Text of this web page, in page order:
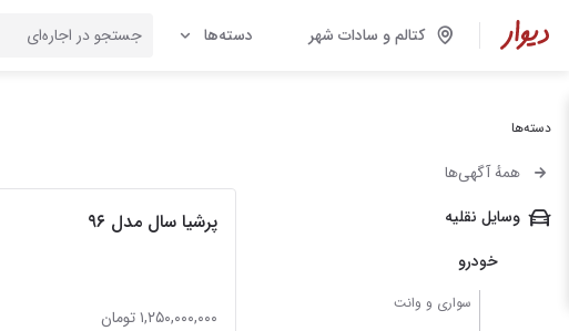
کتالم و سادات شهر دسته‌ها
دسته‌ها
همهٔ آگهی‌ها
وسایل نقلیه
خودرو
سواری و وانت
پرشیا سال مدل ۹۶
۱,۲۵۰,۰۰۰,۰۰۰ تومان